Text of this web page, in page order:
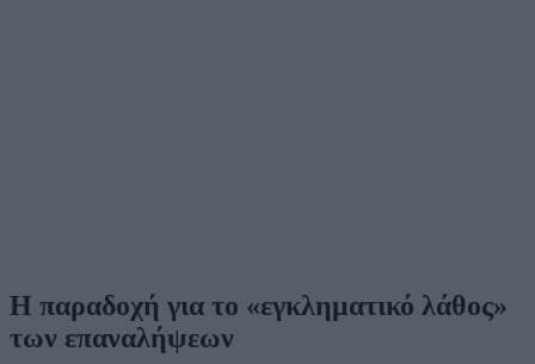
Η παραδοχή για το «εγκληματικό λάθος»
των επαναλήψεων